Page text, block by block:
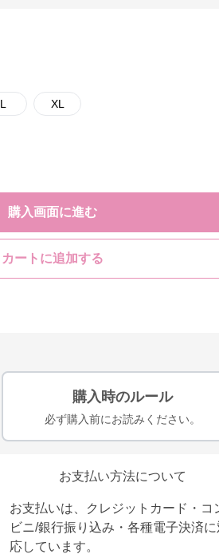
L XL
購入画面に進む
カートに追加する
購入時のルール
必ず購入前にお読みください。
お支払い方法について
お支払いは、クレジットカード・コ
ビニ/銀行振り込み・各種電子決済に
応しています。